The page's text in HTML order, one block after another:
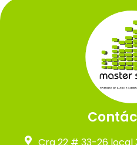
Cra 22 # 33-26 local